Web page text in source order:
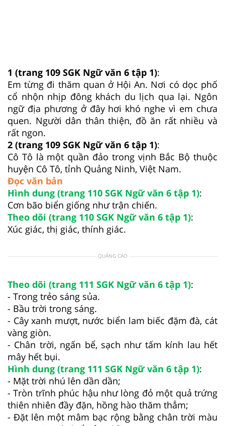
1 (trang 109 SGK Ngữ văn 6 tập 1):
Em từng đi thăm quan ở Hội An. Nơi có dọc phố
cổ nhộn nhịp đông khách du lịch qua lại. Ngôn
ngữ địa phương ở đây hơi khó nghe vì em chưa
quen. Người dân thân thiện, đồ ăn rất nhiều và
rất ngon.
2 (trang 109 SGK Ngữ văn 6 tập 1):
Cô Tô là một quần đảo trong vịnh Bắc Bộ thuộc
huyện Cô Tô, tỉnh Quảng Ninh, Việt Nam.
Đọc văn bản
Hình dung (trang 110 SGK Ngữ văn 6 tập 1):
Cơn bão biển giống như trận chiến.
Theo dõi (trang 110 SGK Ngữ văn 6 tập 1):
Xúc giác, thị giác, thính giác.
QUẢNG CÁO
Theo dõi (trang 111 SGK Ngữ văn 6 tập 1):
- Trong trẻo sáng sủa.
- Bầu trời trong sáng.
- Cây xanh mượt, nước biển lam biếc đặm đà, cát
vàng giòn.
- Chân trời, ngấn bể, sạch như tấm kính lau hết
mây hết bụi.
Hình dung (trang 111 SGK Ngữ văn 6 tập 1):
- Mặt trời nhú lên dần dần;
- Tròn trĩnh phúc hậu như lòng đỏ một quả trứng
thiên nhiên đầy đặn, hồng hào thăm thẳm;
- Đặt lên một mâm bạc rộng bằng chân trời màu